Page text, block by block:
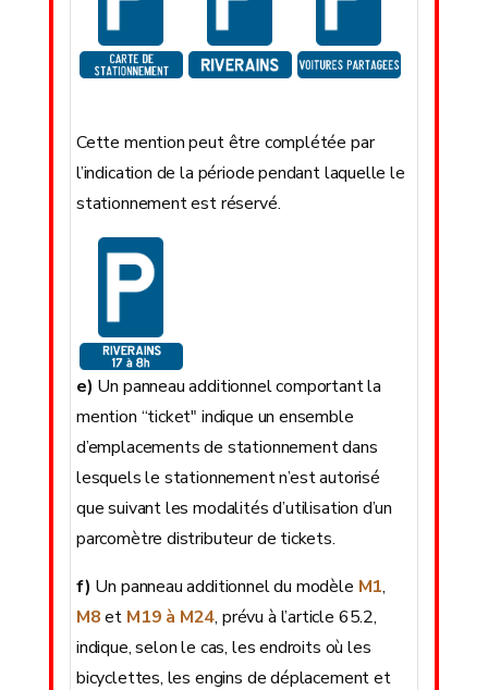
Cette mention peut être complétée par
l’indication de la période pendant laquelle le
stationnement est réservé.
e) Un panneau additionnel comportant la
mention “ticket" indique un ensemble
d’emplacements de stationnement dans
lesquels le stationnement n’est autorisé
que suivant les modalités d’utilisation d’un
parcomètre distributeur de tickets.
f) Un panneau additionnel du modèle M1,
M8et M19 à M24, prévu à l’article 65.2,
indique, selon le cas, les endroits où les
bicyclettes, les engins de déplacement et